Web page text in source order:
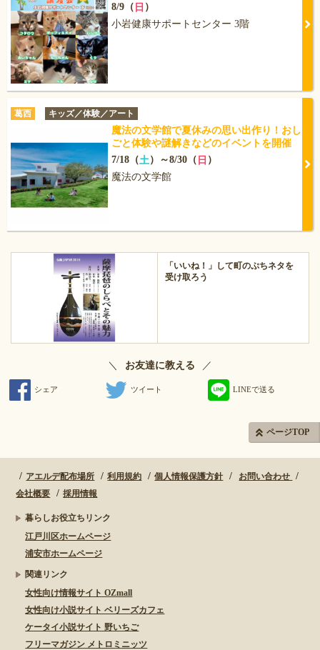
8/9（ 日 ）
小岩健康サポートセンター 3階
葛西 キッズ／体験／アート
魔法の文学館で夏休みの思い出作り！おし
ごと体験や謎解きなどのイベントを開催
7/18（土 ）～8/30（ 日 ）
魔法の文学館
「いいね！」して町のぷちネタを
受け取ろう
＼ お友達に教える ／
シェア ツイート LINEで送る
ページTOP
アエルデ配布場所 利用規約 個人情報保護方針
お問い合わせ
会社概要
採用情報
暮らしお役立ちリンク
江戸川区ホームページ
浦安市ホームページ
関連リンク
女性向け情報サイト OZmall
女性向け小説サイト ベリーズカフェ
ケータイ小説サイト 野いちご
フリーマガジン メトロミニッツ